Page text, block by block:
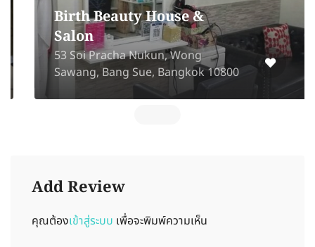
Birth Beauty House &
Salon
53 Soi Pracha Nukun, Wong
Sawang, Bang Sue, Bangkok 10800
Add Review
คุณต้องเข้าสู่ระบบ เพื่อจะพิมพ์ความเห็น